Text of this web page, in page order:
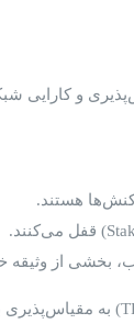
بخشی از